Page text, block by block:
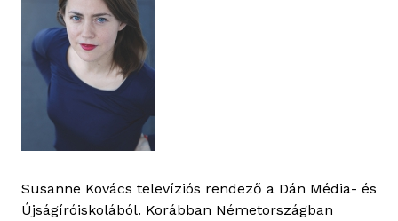
Susanne Kovács televíziós rendező a Dán Média- és
Újságíróiskolából. Korábban Németországban